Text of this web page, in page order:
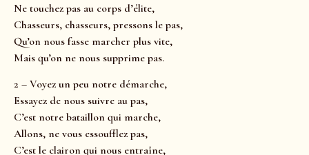
Ne touchez pas au corps d’élite,
Chasseurs, chasseurs, pressons le pas,
Qu’on nous fasse marcher plus vite,
Mais qu’on ne nous supprime pas.
2 – Voyez un peu notre démarche,
Essayez de nous suivre au pas,
C’est notre bataillon qui marche,
Allons, ne vous essoufflez pas,
C’est le clairon qui nous entraîne,